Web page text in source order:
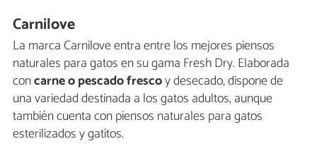
Carnilove
La marca Carnilove entra entre los mejores piensos
naturales para gatos en su gama Fresh Dry. Elaborada
concarne o pescado frescoy desecado, dispone de
una variedad destinada a los gatos adultos, aunque
también cuenta con piensos naturales para gatos
esterilizados y gatitos.